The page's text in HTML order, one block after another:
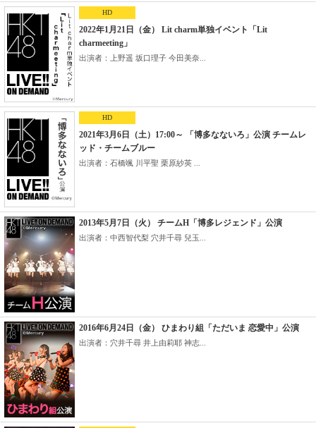
HD
2022年1月21日（金） Lit charm単独イベント「Lit
charmeeting」
出演者：上野遥 坂口理子 今田美奈...
HD
2021年3月6日（土）17:00～ 「博多なないろ」公演 チームレ
ッド・チームブルー
出演者：石橋颯 川平聖 栗原紗英 ...
2013年5月7日（火） チームH「博多レジェンド」公演
出演者：中西智代梨 穴井千尋 兒玉...
2016年6月24日（金） ひまわり組「ただいま 恋愛中」公演
出演者：穴井千尋 井上由莉耶 神志...